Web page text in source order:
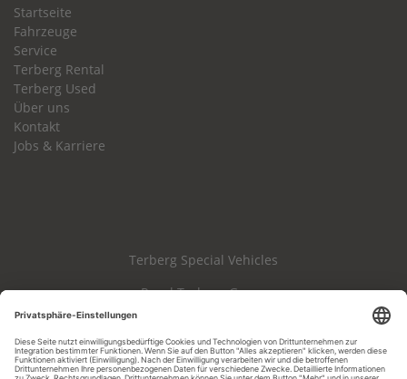
Startseite
Fahrzeuge
Service
Terberg Rental
Terberg Used
Über uns
Kontakt
Jobs & Karriere
Terberg Special Vehicles
Royal Terberg Group
Impressum